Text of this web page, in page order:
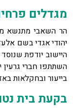
מגדלים
הר השאבי מתנשא
יהודי אגדי בשם
היישוב יודפת
השתתפו חברי
בייעור ובחקלאות
בקעת בית